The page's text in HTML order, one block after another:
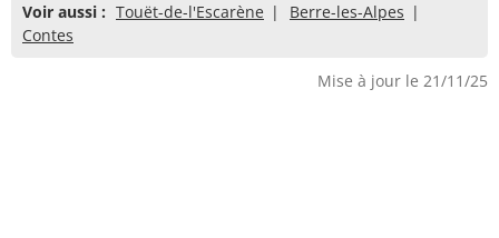
Voir aussi : Touët-de-l'Escarène
Berre-les-Alpes
Contes
Mise à jour le 21/11/25